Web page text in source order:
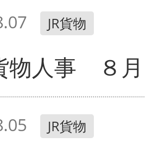
JR貨物
物人事 ８
JR貨物